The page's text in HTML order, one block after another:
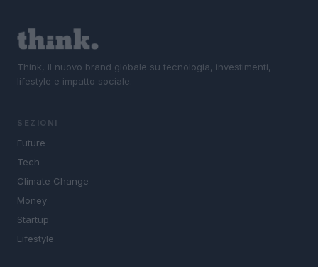
Think, il nuovo brand globale su tecnologia, investimenti,
lifestyle e impatto sociale.
SEZIONI
Future
Tech
Climate Change
Money
Startup
Lifestyle